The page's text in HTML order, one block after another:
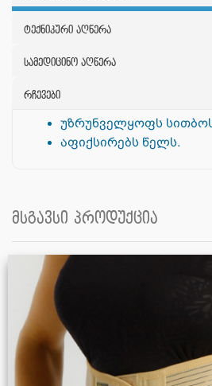
ტექნიკური აღწერა
სამედიცინო აღწერა
რჩევები
უზრუნველყოფს
აფიქსირებს წელს.
მსგავსი პროდუქცია